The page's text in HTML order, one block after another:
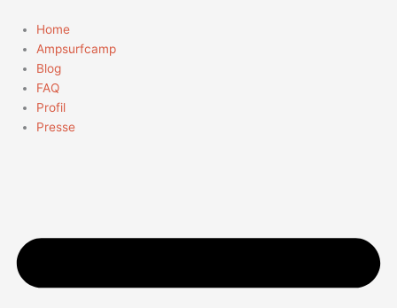
Inhalt
springen
Home
Ampsurfcamp
Blog
FAQ
Profil
Presse